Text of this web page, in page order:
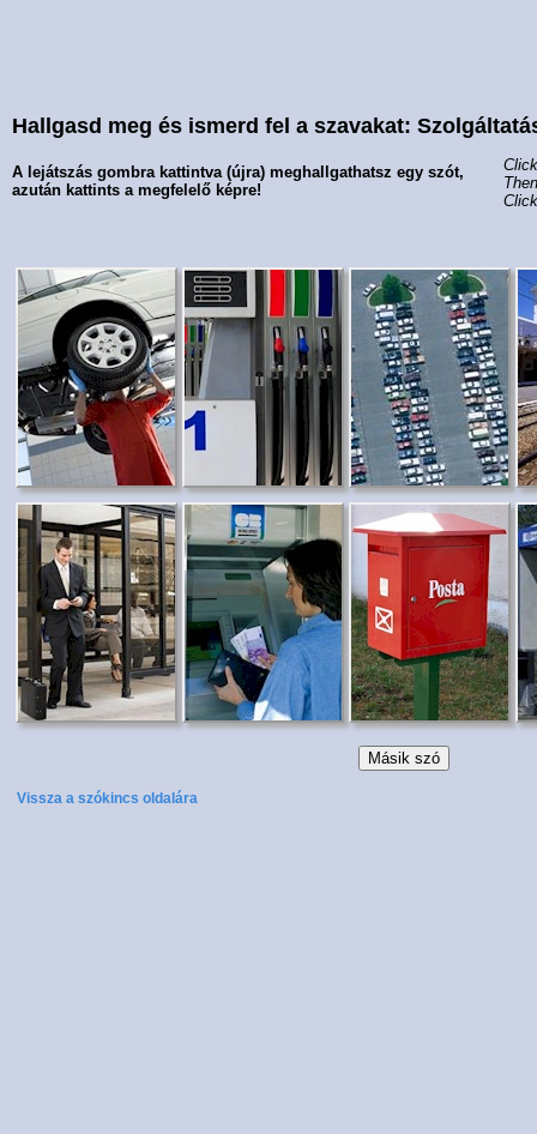
Hallgasd meg és ismerd fel a szavakat:
A lejátszás gombra kattintva (újra) meghallgathatsz egy szót,
azután kattints a megfelelő képre!
Vissza a szókincs oldalára